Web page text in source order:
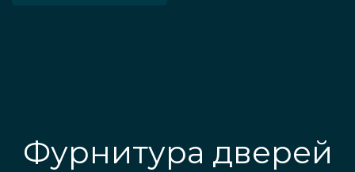
Фурнитура дверей